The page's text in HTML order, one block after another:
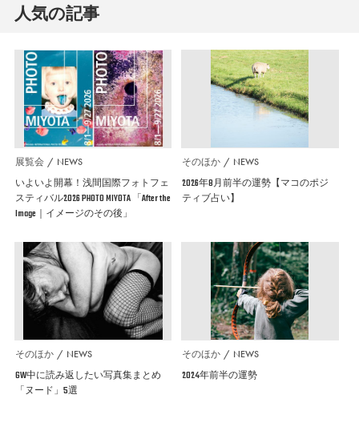
人気の記事
展覧会 NEWS
いよいよ開幕！浅間国際フォトフェ
スティバル2026 PHOTO MIYOTA 「After the
Image｜イメージのその後」
そのほか NEWS
2026年8月前半の運勢【マコのポジ
ティブ占い】
そのほか NEWS
GW中に読み返したい写真集まとめ
「ヌード」5選
そのほか NEWS
2024年前半の運勢